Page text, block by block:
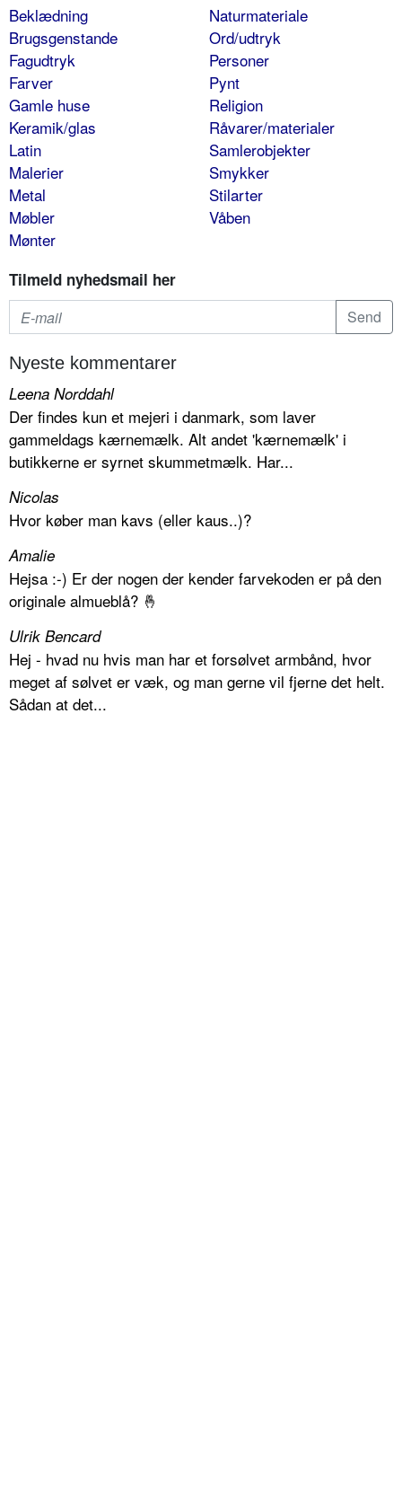
Beklædning
Brugsgenstande
Fagudtryk
Farver
Gamle huse
Keramik/glas
Latin
Malerier
Metal
Møbler
Mønter
Naturmateriale
Ord/udtryk
Personer
Pynt
Religion
Råvarer/materialer
Samlerobjekter
Smykker
Stilarter
Våben
Tilmeld nyhedsmail her
Nyeste kommentarer
Leena Norddahl
Der findes kun et mejeri i danmark, som laver
gammeldags kærnemælk. Alt andet 'kærnemælk' i
butikkerne er syrnet skummetmælk. Har...
Nicolas
Hvor køber man kavs (eller kaus..)?
Amalie
Hejsa :-) Er der nogen der kender farvekoden er på den
originale almueblå? 🤞
Ulrik Bencard
Hej - hvad nu hvis man har et forsølvet armbånd, hvor
meget af sølvet er væk, og man gerne vil fjerne det helt.
Sådan at det...